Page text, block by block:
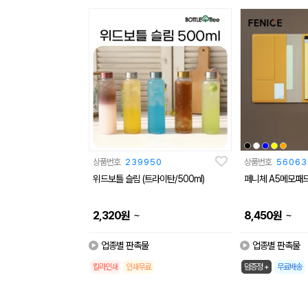
상품번호 239950
위드보틀 슬림 (트라이탄/500ml)
2,320원 ~
업종별 판촉물
칼라인쇄 인쇄무료
상품번호
페니체 A5메모패
8,450원 ~
업종별 판촉물
덤증정 + 무료배송